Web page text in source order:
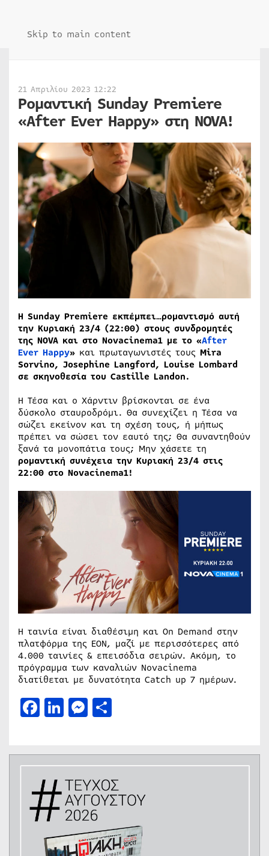
Skip to main content
21 Απριλίου 2023 12:22
Ρομαντική Sunday Premiere
«After Ever Happy» στη NOVA!
H Sunday Premiere εκπέμπει…ρομαντισμό αυτή
την Κυριακή 23/4 (22:00) στους συνδρομητές
της NOVA και στο Novacinema1 με το «After
Ever Happy» και πρωταγωνιστές τους Mira
Sorvino, Josephine Langford, Louise Lombard
σε σκηνοθεσία του Castille Landon.
Η Τέσα και ο Χάρντιν βρίσκονται σε ένα
δύσκολο σταυροδρόμι. Θα συνεχίζει η Τέσα να
σώζει εκείνον και τη σχέση τους, ή μήπως
πρέπει να σώσει τον εαυτό της; Θα συναντηθούν
ξανά τα μονοπάτια τους; Μην χάσετε τη
ρομαντική συνέχεια την Κυριακή 23/4 στις
22:00 στο Novacinema1!
Η ταινία είναι διαθέσιμη και On Demand στην
πλατφόρμα της ΕΟΝ, μαζί με περισσότερες από
4.000 ταινίες & επεισόδια σειρών. Ακόμη, το
πρόγραμμα των καναλιών Novacinema
διατίθεται με δυνατότητα Catch up 7 ημέρων.
Facebook
LinkedIn
Messenger